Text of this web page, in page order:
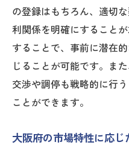
の登録はもちろん、適切
利関係を明確にすること
することで、事前に潜在
じることが可能です。ま
交渉や調停も戦略的に行
ことができます。
大阪府の市場特性に応じ